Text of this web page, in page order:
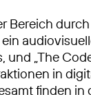
Bereich
ein
und „The
in
finden in